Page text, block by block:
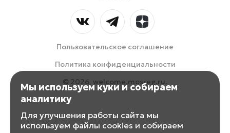
Пользовательское соглашение
Политика конфиденциальности
© 2026, welcome.mosreg.ru.
Мы используем куки и собираем
аналитику
Для улучшения работы сайта мы
используем файлы cookies и собираем